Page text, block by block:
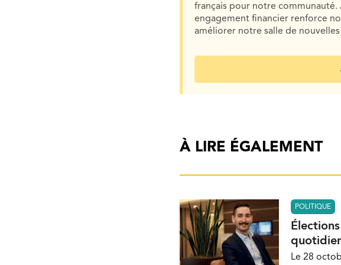
français pour notre
engagement financier renforce
améliorer notre salle de
À LIRE ÉGALEMENT
POLITIQUE
Le 28